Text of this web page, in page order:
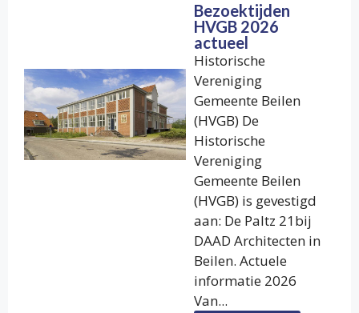
Bezoektijden
HVGB 2026
actueel
Historische
Vereniging
Gemeente Beilen
(HVGB) De
Historische
Vereniging
Gemeente Beilen
(HVGB) is gevestigd
aan: De Paltz 21bij
DAAD Architecten in
Beilen. Actuele
informatie 2026
Van...